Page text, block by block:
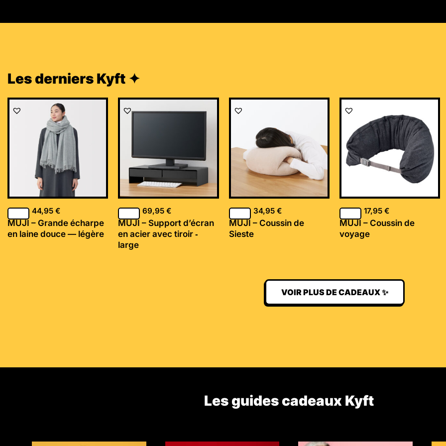
Les derniers Kyft ✦
44,95 €
MUJI – Grande écharpe
en laine douce — légère
69,95€
MUJI – Support d’écran
en acier avec tiroir ‐
large
34,95 €
MUJI – Coussin de
Sieste
17,95 €
MUJI – Coussin de
voyage
VOIR PLUS DE CADEAUX ✨
Les guides cadeaux Kyft​